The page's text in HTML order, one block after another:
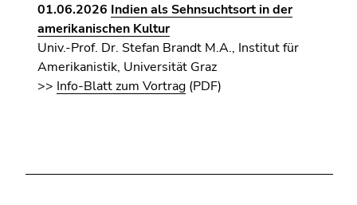
01.06.2026 Indien als Sehnsuchtsort in der
amerikanischen Kultur
Univ.-Prof. Dr. Stefan Brandt M.A., Institut für
Amerikanistik, Universität Graz
>> Info-Blatt zum Vortrag (PDF)